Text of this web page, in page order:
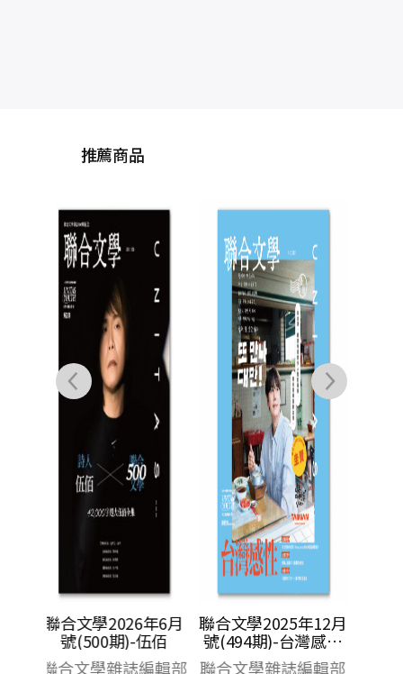
推薦商品
聯合文學2025年12月
號(494期)-台灣感性
感性早餐圭
聯合文學雜誌編輯部
聯合文學2026年2月
號(496期)-葬送的芙
莉蓮
聯合文學雜誌編輯部
NT$240
NT$211